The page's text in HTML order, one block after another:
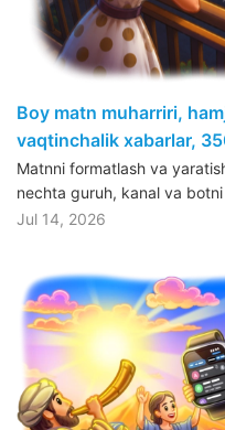
Boy matn muharriri,
vaqtinchalik xabarlar,
Matnni formatlash va
nechta guruh, kanal va
Jul 14, 2026